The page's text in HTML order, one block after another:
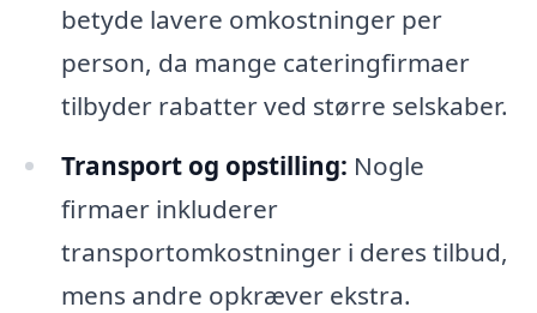
betyde lavere omkostninger per
person, da mange cateringfirmaer
tilbyder rabatter ved større selskaber.
Transport og opstilling: Nogle
firmaer inkluderer
transportomkostninger i deres tilbud,
mens andre opkræver ekstra.